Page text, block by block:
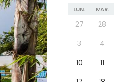
LUN. MAR.
27 28
3
4
10
11